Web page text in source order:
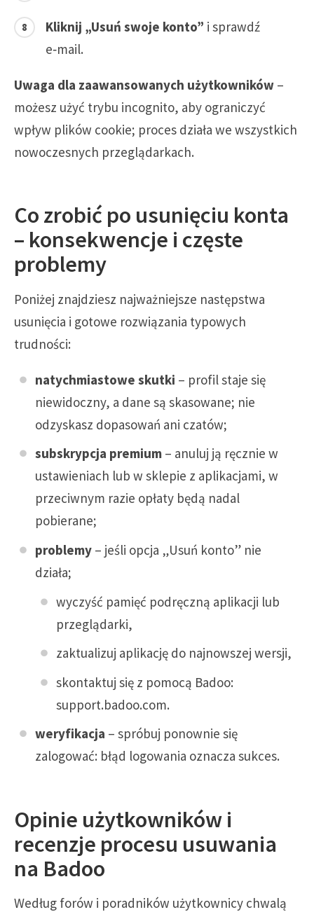
Kliknij „Usuń swoje konto” i sprawdź
e‑mail.
Uwaga dla zaawansowanych użytkowników –
możesz użyć trybu incognito, aby ograniczyć
wpływ plików cookie; proces działa we wszystkich
nowoczesnych przeglądarkach.
Co zrobić po usunięciu konta
– konsekwencje i częste
problemy
Poniżej znajdziesz najważniejsze następstwa
usunięcia i gotowe rozwiązania typowych
trudności:
natychmiastowe skutki – profil staje się
niewidoczny, a dane są skasowane; nie
odzyskasz dopasowań ani czatów;
subskrypcja premium – anuluj ją ręcznie w
ustawieniach lub w sklepie z aplikacjami, w
przeciwnym razie opłaty będą nadal
pobierane;
problemy – jeśli opcja „Usuń konto” nie
działa;
wyczyść pamięć podręczną aplikacji lub
przeglądarki,
zaktualizuj aplikację do najnowszej wersji,
skontaktuj się z pomocą Badoo:
support.badoo.com.
weryfikacja – spróbuj ponownie się
zalogować: błąd logowania oznacza sukces.
Opinie użytkowników i
recenzje procesu usuwania
na Badoo
Według forów i poradników użytkownicy chwalą